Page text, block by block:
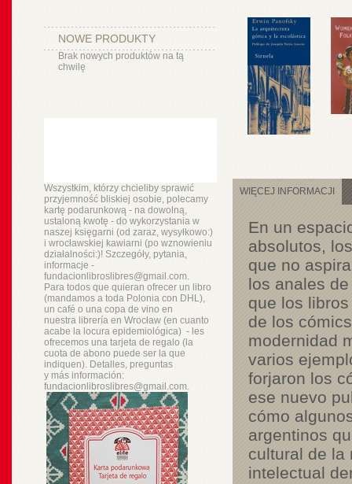
NOWE PRODUKTY
Brak nowych produktów na tą
chwilę
Wszystkim, którzy chcieliby sprawić
przyjemność bliskiej osobie, polecamy
kartę podarunkową - na dowolną,
ustaloną kwotę - do wykorzystania w
naszej księgarni (od zaraz, wysyłkowo:)
i wrocławskiej kawiarni (po wznowieniu
działalności:)! Szczegóły, pytania,
informacje -
fundacionlibroslibres@gmail.com.
Para todos que quieran ofrecer un libro
(mandamos a toda Polonia con DHL),
un café o una copa de vino en
nuestra libreríaen Wrocław (en cuanto
acabe la locura epidemiológica) - les
ofrecemos una tarjeta de regalo (la
cuota de abono puede ser la que
indiquen). Detalles, preguntas
y másinformación:
fundacionlibroslibres@gmail.com.
WIĘCEJ INFORMACJI
En un
absolutos,
que no
los anales
que los
de los
modernidad
varios
forjaron los
ese nuevo
cómo
argentinos
cultural de la
intelectual